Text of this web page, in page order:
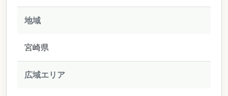
地域
宮崎県
広域エリア